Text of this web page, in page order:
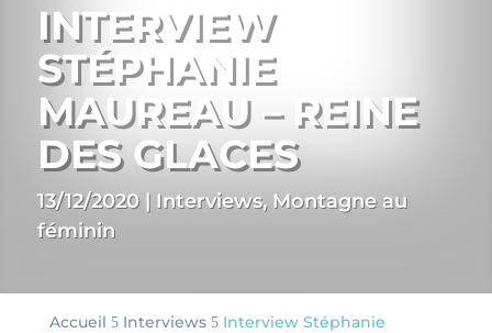
INTERVIEW
STÉPHANIE
MAUREAU – REINE
DES GLACES
13/12/2020| Interviews, Montagne au
féminin
Accueil 5 Interviews 5 Interview Stéphanie